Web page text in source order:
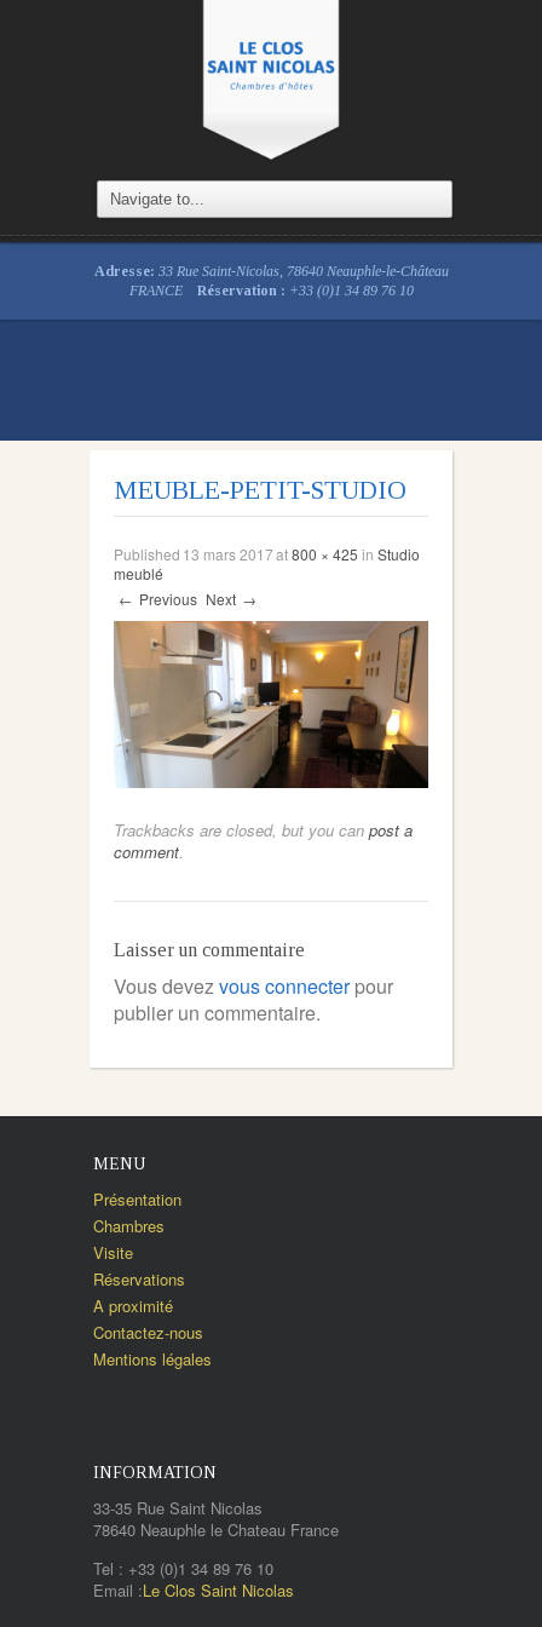
Adresse: 33 Rue Saint-Nicolas, 78640 Neauphle-le-Château
FRANCE
Réservation : +33 (0)1 34 89 76 10
MEUBLE-PETIT-STUDIO
Published 13 mars 2017at800 × 425 in Studio
meublé
← Previous Next →
Trackbacks are closed, but you can post a
comment.
Laisser un commentaire
Vous devezvous connecterpour
publier un commentaire.
MENU
Présentation
Chambres
Visite
Réservations
A proximité
Contactez-nous
Mentions légales
INFORMATION
33-35 Rue Saint Nicolas
78640 Neauphle le Chateau France
Tel : +33 (0)1 34 89 76 10
Email :Le Clos Saint Nicolas